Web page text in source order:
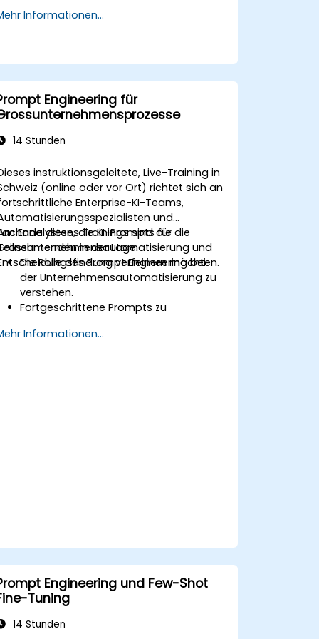
Informationen...
Engineering für
14 Stunden
instruktionsgeleitete, Live-Training in
(online oder vor Ort) richtet sich an
Enterprise-KI-Teams,
und
die KI-Prompts für die
und
verfeinern möchten.
Ende dieses Trainings sind die
in der Lage:
Die Rolle des Prompt Engineering bei
der Unternehmensautomatisierung zu
verstehen.
Fortgeschrittene Prompts zu
Entscheidungsprozesse zu optimieren.
Informationen...
Engineering und Few-Shot
Tuning
14 Stunden